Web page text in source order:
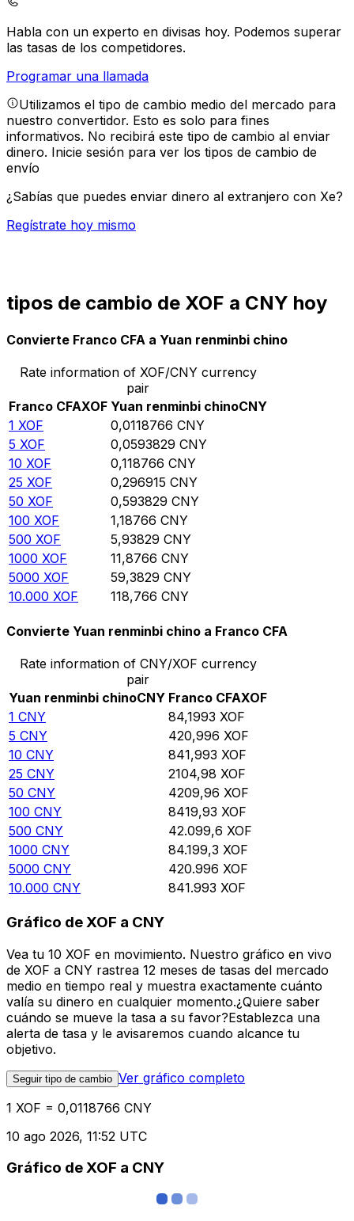
Habla con un experto en divisas hoy. Podemos superar
las tasas de los competidores.
Programar una llamada
Utilizamos el tipo de cambio medio del mercado para
nuestro convertidor. Esto es solo para fines
informativos. No recibirá este tipo de cambio al enviar
dinero. Inicie sesión para ver los tipos de cambio de
envío
¿Sabías que puedes enviar dinero al extranjero con Xe?
Regístrate hoy mismo
tipos de cambio de XOF a CNY hoy
Convierte Franco CFA a Yuan renminbi chino
Rate information of XOF/CNY currency
pair
Franco CFAXOF Yuan renminbi chinoCNY
1 XOF 0,0118766 CNY
5 XOF 0,0593829 CNY
10 XOF 0,118766 CNY
25 XOF 0,296915 CNY
50 XOF 0,593829 CNY
100 XOF 1,18766 CNY
500 XOF 5,93829 CNY
1000 XOF 11,8766 CNY
5000 XOF 59,3829 CNY
10.000 XOF 118,766 CNY
Convierte Yuan renminbi chino a Franco CFA
Rate information of CNY/XOF currency
pair
Yuan renminbi chinoCNY Franco CFAXOF
1 CNY 84,1993 XOF
5 CNY 420,996 XOF
10 CNY 841,993 XOF
25 CNY 2104,98 XOF
50 CNY 4209,96 XOF
100 CNY 8419,93 XOF
500 CNY 42.099,6 XOF
1000 CNY 84.199,3 XOF
5000 CNY 420.996 XOF
10.000 CNY 841.993 XOF
Gráfico de XOF a CNY
Vea tu 10 XOF en movimiento. Nuestro gráfico en vivo
de XOF a CNY rastrea 12 meses de tasas del mercado
medio en tiempo real y muestra exactamente cuánto
valía su dinero en cualquier momento.¿Quiere saber
cuándo se mueve la tasa a su favor?Establezca una
alerta de tasa y le avisaremos cuando alcance tu
objetivo.
Seguir tipo de cambio Ver gráfico completo
1 XOF = 0,0118766 CNY
10 ago 2026, 11:52 UTC
Gráfico de XOF a CNY